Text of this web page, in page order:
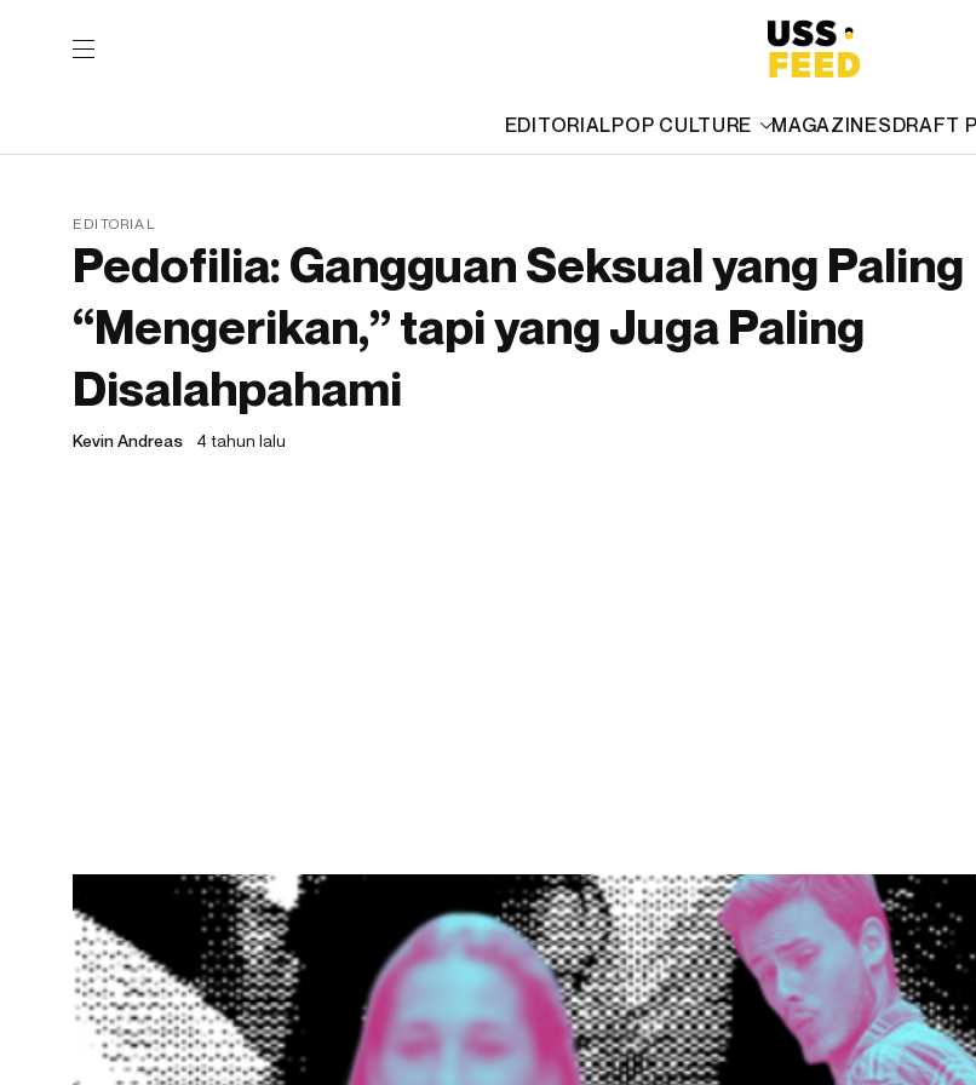
EDITORIALPOP CULTURE MAGAZINESDRAFT
EDITORIAL
Pedofilia: Gangguan Seksual yang Paling
“Mengerikan,” tapi yang Juga Paling
Disalahpahami
Kevin Andreas 4 tahun lalu